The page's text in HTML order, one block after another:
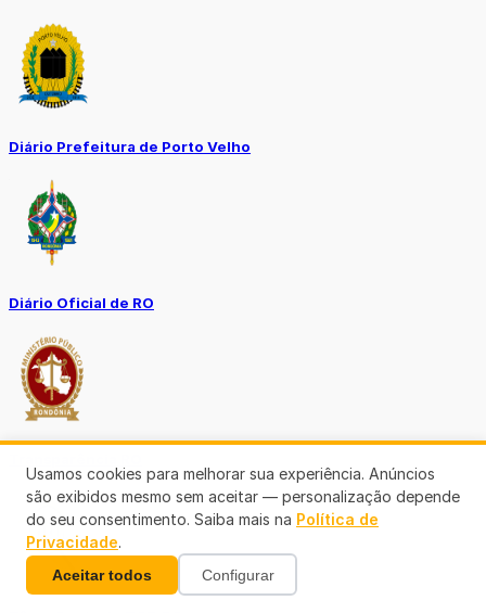
Diário Prefeitura de Porto Velho
Diário Oficial de RO
Usamos cookies para melhorar sua experiência. Anúncios
são exibidos mesmo sem aceitar — personalização depende
do seu consentimento. Saiba mais na Política de
Privacidade.
Aceitar todos Configurar